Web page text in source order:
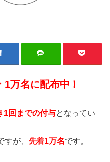
万名に配布中！
1回までの付与となってい
すが、先着1万名です。